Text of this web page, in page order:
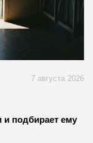
7 августа 2026
и подбирает ему